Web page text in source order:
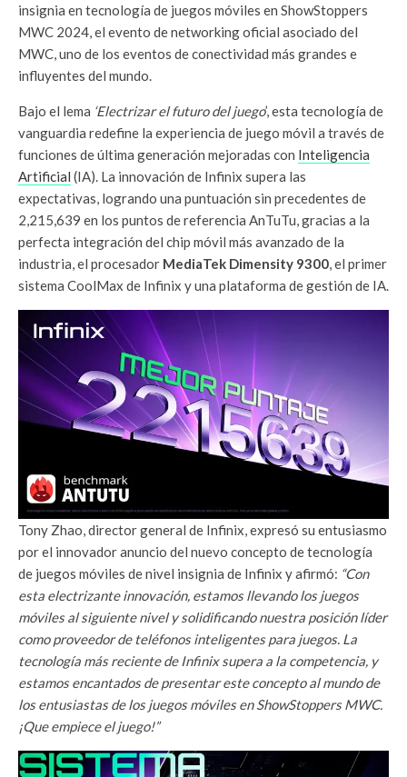
insignia en tecnología de juegos móviles en ShowStoppers
MWC 2024, el evento de networking oficial asociado del
MWC, uno de los eventos de conectividad más grandes e
influyentes del mundo.
Bajo el lema ‘Electrizar el futuro del juego’, esta tecnología de
vanguardia redefine la experiencia de juego móvil a través de
funciones de última generación mejoradas con Inteligencia
Artificial (IA). La innovación de Infinix supera las
expectativas, logrando una puntuación sin precedentes de
2,215,639 en los puntos de referencia AnTuTu, gracias a la
perfecta integración del chip móvil más avanzado de la
industria, el procesador MediaTek Dimensity 9300, el primer
sistema CoolMax de Infinix y una plataforma de gestión de IA.
Tony Zhao, director general de Infinix, expresó su entusiasmo
por el innovador anuncio del nuevo concepto de tecnología
de juegos móviles de nivel insignia de Infinix y afirmó: “Con
esta electrizante innovación, estamos llevando los juegos
móviles al siguiente nivel y solidificando nuestra posición líder
como proveedor de teléfonos inteligentes para juegos. La
tecnología más reciente de Infinix supera a la competencia, y
estamos encantados de presentar este concepto al mundo de
los entusiastas de los juegos móviles en ShowStoppers MWC.
¡Que empiece el juego!”